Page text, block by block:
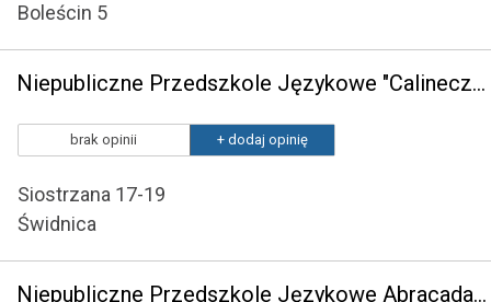
Boleścin 5
Niepubliczne Przedszkole Językowe "Calineczka"
brak opinii + dodaj opinię
Siostrzana 17-19
Świdnica
Niepubliczne Przedszkole Językowe Abracadabra